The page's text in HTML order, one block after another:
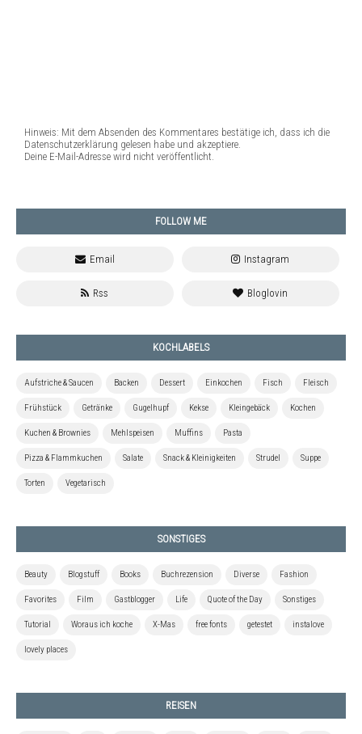
Hinweis: Mit dem Absenden des Kommentares bestätige ich, dass ich die
Datenschutzerklärung gelesen habe und akzeptiere.
Deine E-Mail-Adresse wird nicht veröffentlicht.
FOLLOW ME
KOCHLABELS
Aufstriche & Saucen Backen Dessert Einkochen Fisch Fleisch
Frühstück Getränke Gugelhupf Kekse Kleingebäck Kochen
Kuchen & Brownies Mehlspeisen Muffins Pasta
Pizza & Flammkuchen Salate Snack & Kleinigkeiten Strudel Suppe
Torten Vegetarisch
SONSTIGES
Beauty Blogstuff Books Buchrezension Diverse Fashion
Favorites Film Gastblogger Life Quote of the Day Sonstiges
Tutorial Woraus ich koche X-Mas free fonts getestet instalove
lovely places
REISEN